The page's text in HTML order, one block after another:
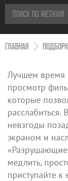
ГЛАВНАЯ
Лучшем время
просмотр
которые
расслабиться.
невзгоды
экраном и
медлить,
приступайте к